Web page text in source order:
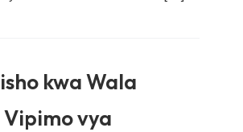
kwa Wala
vya